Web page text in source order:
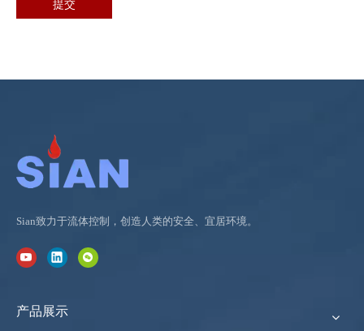
提交
Sian致力于流体控制，创造人类的安全、宜居环境。
产品展示